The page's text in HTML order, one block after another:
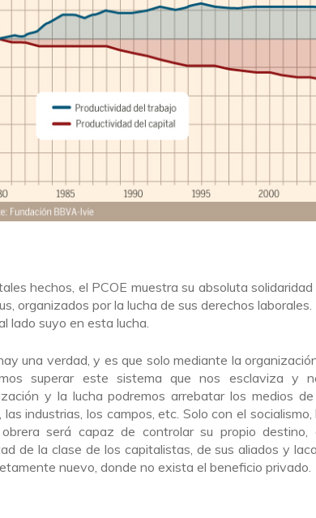
hechos, el PCOE muestra su absoluta
organizados por la lucha de sus derechos
lado suyo en esta lucha.
una verdad, y es que solo mediante la
superar este sistema que nos esclaviza y
y la lucha podremos arrebatar los medios
las industrias, los campos, etc. Solo con el
será capaz de controlar su propio
de la clase de los capitalistas, de sus aliados y
nuevo, donde no exista el beneficio privado.